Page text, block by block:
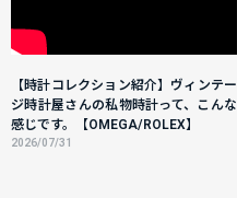
【時計コレクション紹介】ヴィンテー
ジ時計屋さんの私物時計って、こんな
感じです。【OMEGA/ROLEX】
2026/07/31